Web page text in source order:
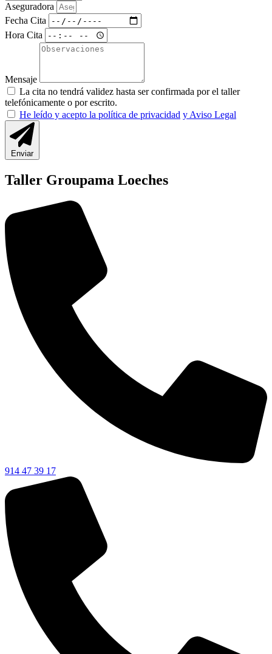
Aseguradora
Fecha Cita
Hora Cita
Mensaje
La cita no tendrá validez hasta ser confirmada por el taller
telefónicamente o por escrito.
He leído y acepto la política de privacidad y Aviso Legal
Enviar
Taller Groupama Loeches
914 47 39 17